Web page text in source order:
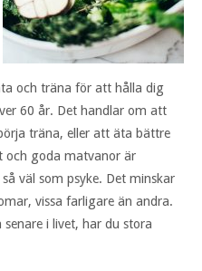
och träna för att hålla dig
60 år. Det handlar om att
träna, eller att äta bättre
och goda matvanor är
väl som psyke. Det minskar
vissa farligare än andra.
i livet, har du stora